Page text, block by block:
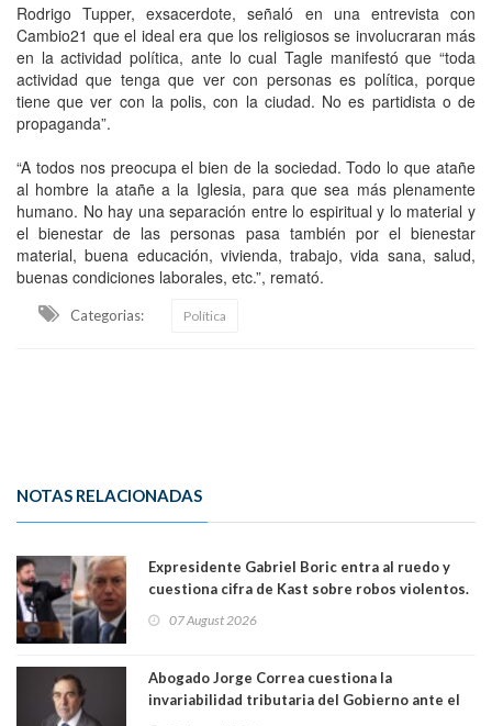
Rodrigo Tupper, exsacerdote, señaló en una entrevista con
Cambio21 que el ideal era que los religiosos se involucraran más
en la actividad política, ante lo cual Tagle manifestó que “toda
actividad que tenga que ver con personas es política, porque
tiene que ver con la polis, con la ciudad. No es partidista o de
propaganda”.
“A todos nos preocupa el bien de la sociedad. Todo lo que atañe
al hombre la atañe a la Iglesia, para que sea más plenamente
humano. No hay una separación entre lo espiritual y lo material y
el bienestar de las personas pasa también por el bienestar
material, buena educación, vivienda, trabajo, vida sana, salud,
buenas condiciones laborales, etc.”, remató.
Categorias: Política
NOTAS RELACIONADAS
Expresidente Gabriel Boric entra al ruedo y
cuestiona cifra de Kast sobre robos violentos.
07 August 2026
Abogado Jorge Correa cuestiona la
invariabilidad tributaria del Gobierno ante el